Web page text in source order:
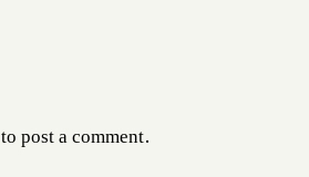
to post a comment.